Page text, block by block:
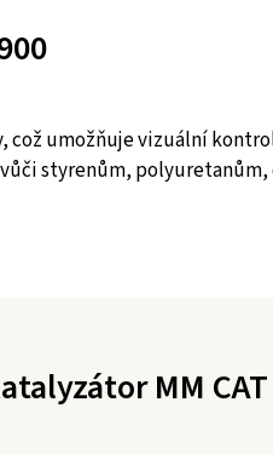
což umožňuje vizuální
styrenům,
MM CAT